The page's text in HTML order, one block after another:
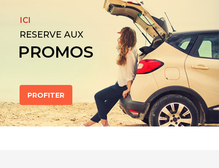
ICI
RESERVE AUX
PROMOS
PROFITER